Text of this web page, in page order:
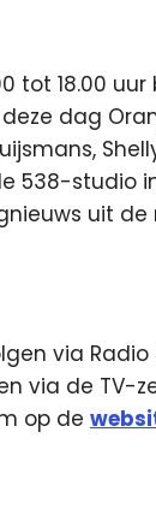
tot 18.00
dag
538-studio
uit
via Radio
de TV-
op de